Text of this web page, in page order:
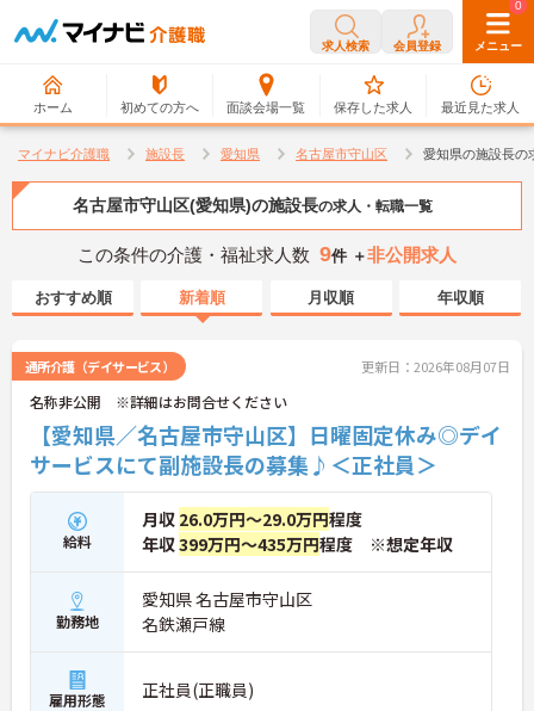
求人検索 会員登録 メニュー
ホーム 初めての方へ 面談会場一覧
0
保存した求人
0
最近見た求人
マイナビ介護職 施設長 愛知県 名古屋市守山区 愛知県の施設長の
名古屋市守山区(愛知県)の施設長の求人・転職一覧
この条件の介護・福祉求人数 9件 ＋非公開求人
おすすめ順 新着順 月収順 年収順
通所介護（デイサービス） 更新日：2026年08月07日
名称非公開 ※詳細はお問合せください
【愛知県／名古屋市守山区】日曜固定休み◎デイ
サービスにて副施設長の募集♪＜正社員＞
給料
月収 26.0万円～29.0万円程度
年収399万円～435万円程度 ※想定年収
勤務地
愛知県 名古屋市守山区
名鉄瀬戸線
雇用形態 正社員(正職員)